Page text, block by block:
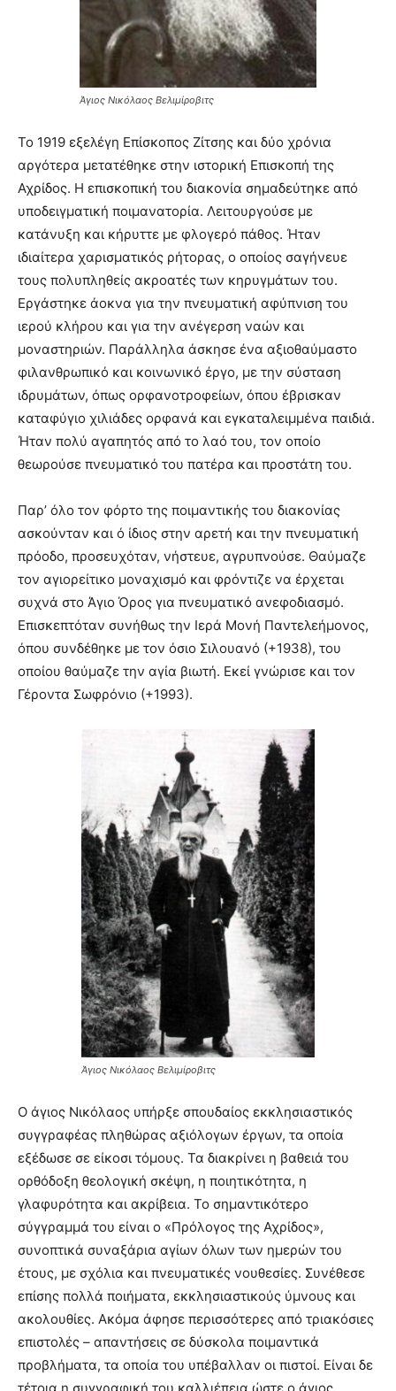
Άγιος Νικόλαος Βελιμίροβιτς
Το 1919 εξελέγη Επίσκοπος Ζίτσης και δύο χρόνια
αργότερα μετατέθηκε στην ιστορική Επισκοπή της
Αχρίδος. Η επισκοπική του διακονία σημαδεύτηκε από
υποδειγματική ποιμανατορία. Λειτουργούσε με
κατάνυξη και κήρυττε με φλογερό πάθος. Ήταν
ιδιαίτερα χαρισματικός ρήτορας, ο οποίος σαγήνευε
τους πολυπληθείς ακροατές των κηρυγμάτων του.
Εργάστηκε άοκνα για την πνευματική αφύπνιση του
ιερού κλήρου και για την ανέγερση ναών και
μοναστηριών. Παράλληλα άσκησε ένα αξιοθαύμαστο
φιλανθρωπικό και κοινωνικό έργο, με την σύσταση
ιδρυμάτων, όπως ορφανοτροφείων, όπου έβρισκαν
καταφύγιο χιλιάδες ορφανά και εγκαταλειμμένα παιδιά.
Ήταν πολύ αγαπητός από το λαό του, τον οποίο
θεωρούσε πνευματικό του πατέρα και προστάτη του.
Παρ’ όλο τον φόρτο της ποιμαντικής του διακονίας
ασκούνταν και ό ίδιος στην αρετή και την πνευματική
πρόοδο, προσευχόταν, νήστευε, αγρυπνούσε. Θαύμαζε
τον αγιορείτικο μοναχισμό και φρόντιζε να έρχεται
συχνά στο Άγιο Όρος για πνευματικό ανεφοδιασμό.
Επισκεπτόταν συνήθως την Ιερά Μονή Παντελεήμονος,
όπου συνδέθηκε με τον όσιο Σιλουανό (+1938), του
οποίου θαύμαζε την αγία βιωτή. Εκεί γνώρισε και τον
Γέροντα Σωφρόνιο (+1993).
Άγιος Νικόλαος Βελιμίροβιτς
Ο άγιος Νικόλαος υπήρξε σπουδαίος εκκλησιαστικός
συγγραφέας πληθώρας αξιόλογων έργων, τα οποία
εξέδωσε σε είκοσι τόμους. Τα διακρίνει η βαθειά του
ορθόδοξη θεολογική σκέψη, η ποιητικότητα, η
γλαφυρότητα και ακρίβεια. Το σημαντικότερο
σύγγραμμά του είναι ο «Πρόλογος της Αχρίδος»,
συνοπτικά συναξάρια αγίων όλων των ημερών του
έτους, με σχόλια και πνευματικές νουθεσίες. Συνέθεσε
επίσης πολλά ποιήματα, εκκλησιαστικούς ύμνους και
ακολουθίες. Ακόμα άφησε περισσότερες από τριακόσιες
επιστολές – απαντήσεις σε δύσκολα ποιμαντικά
προβλήματα, τα οποία του υπέβαλλαν οι πιστοί. Είναι δε